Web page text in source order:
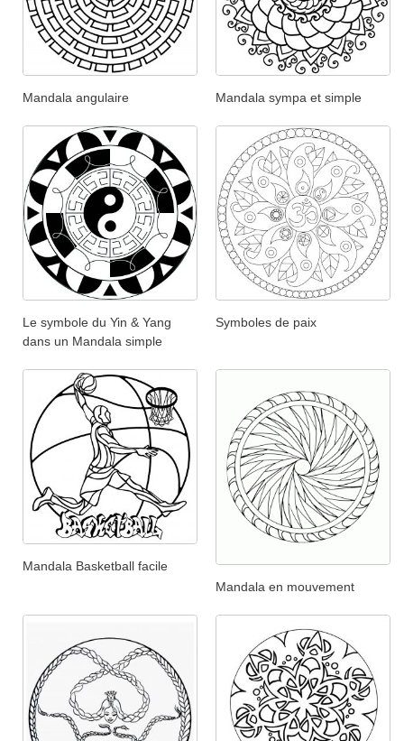
Mandala angulaire Mandala sympa et simple
Le symbole du Yin & Yang
dans un Mandala simple
Symboles de paix
Mandala Basketball facile
Mandala en mouvement